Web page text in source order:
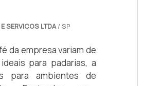
SERVICOS LTDA/ SP
da empresa variam de
para padarias, a
para ambientes de